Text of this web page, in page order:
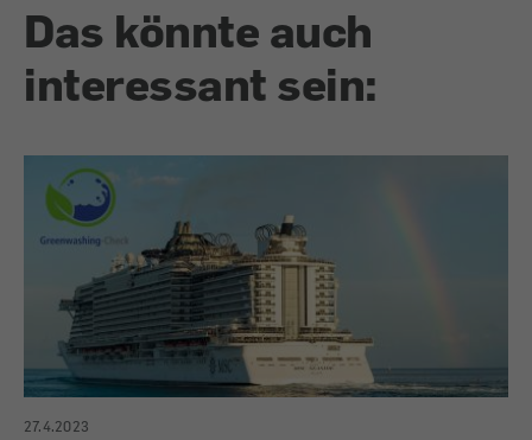
Das könnte auch
interessant sein:
27.4.2023